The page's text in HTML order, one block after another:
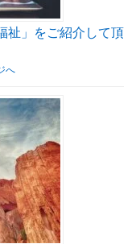
祉」をご紹介して頂
へ